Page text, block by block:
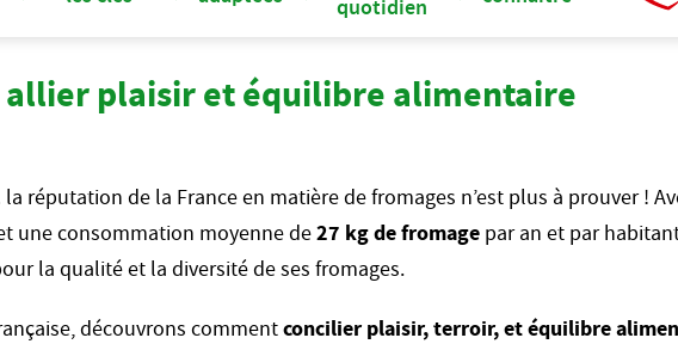
quotidien
allier plaisir et équilibre alimentaire
réputation de la France en matière de fromages n’est plus à prouver !
une consommation moyenne de27 kg de fromage par an et par
la qualité et la diversité de ses fromages.
découvrons commentconcilier plaisir, terroir, et équilibre